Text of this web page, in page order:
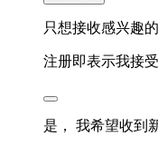
只想接收感兴趣
注册即表示我接
是， 我希望收到